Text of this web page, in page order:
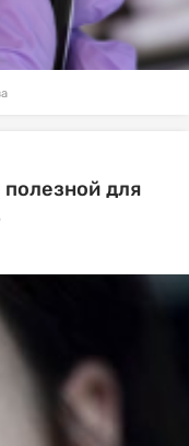
полезной для